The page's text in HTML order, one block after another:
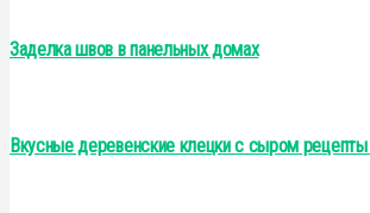
Заделка швов в панельных домах
Вкусные деревенские клецки с сыром